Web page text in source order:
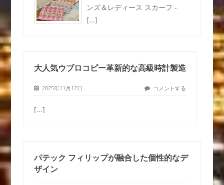
ンズ＆レディース スカーフ -
[...]
大人気ウブロコピー革新的な高級時計製造
2025年11月12日 コメントする
[...]
パテック フィリップが融合した個性的なデ
ザイン